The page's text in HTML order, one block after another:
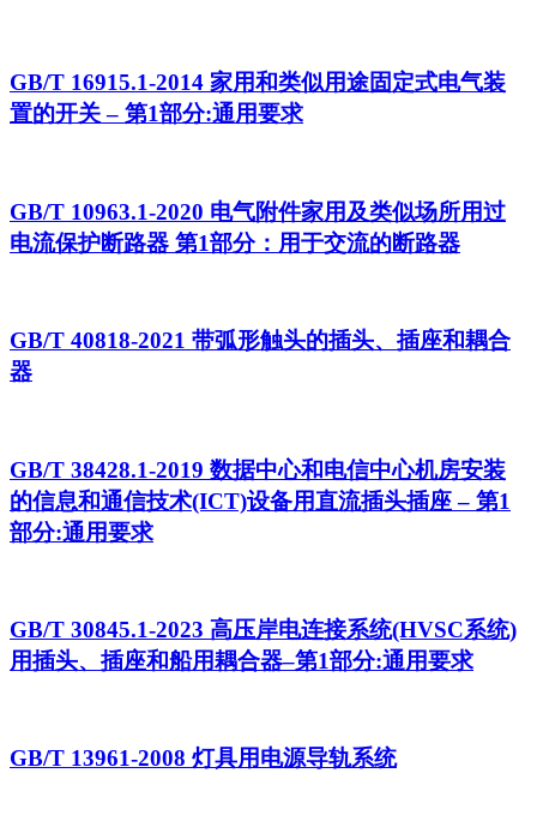
GB/T 16915.1-2014 家用和类似用途固定式电气装
置的开关 – 第1部分:通用要求
GB/T 10963.1-2020 电气附件家用及类似场所用过
电流保护断路器 第1部分：用于交流的断路器
GB/T 40818-2021 带弧形触头的插头、插座和耦合
器
GB/T 38428.1-2019 数据中心和电信中心机房安装
的信息和通信技术(ICT)设备用直流插头插座 – 第1
部分:通用要求
GB/T 30845.1-2023 高压岸电连接系统(HVSC系统)
用插头、插座和船用耦合器–第1部分:通用要求
GB/T 13961-2008 灯具用电源导轨系统